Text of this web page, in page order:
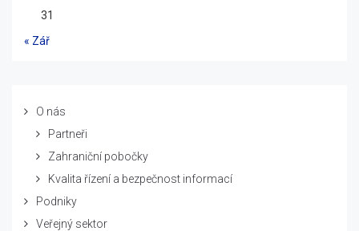
31
« Zář
O nás
Partneři
Zahraniční pobočky
Kvalita řízení a bezpečnost informací
Podniky
Veřejný sektor